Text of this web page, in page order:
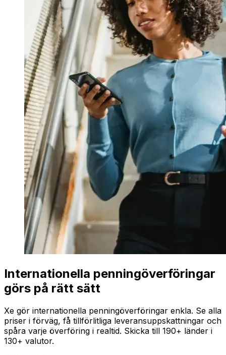
Internationella penningöverföringar
görs på rätt sätt
Xe gör internationella penningöverföringar enkla. Se alla
priser i förväg, få tillförlitliga leveransuppskattningar och
spåra varje överföring i realtid. Skicka till 190+ länder i
130+ valutor.